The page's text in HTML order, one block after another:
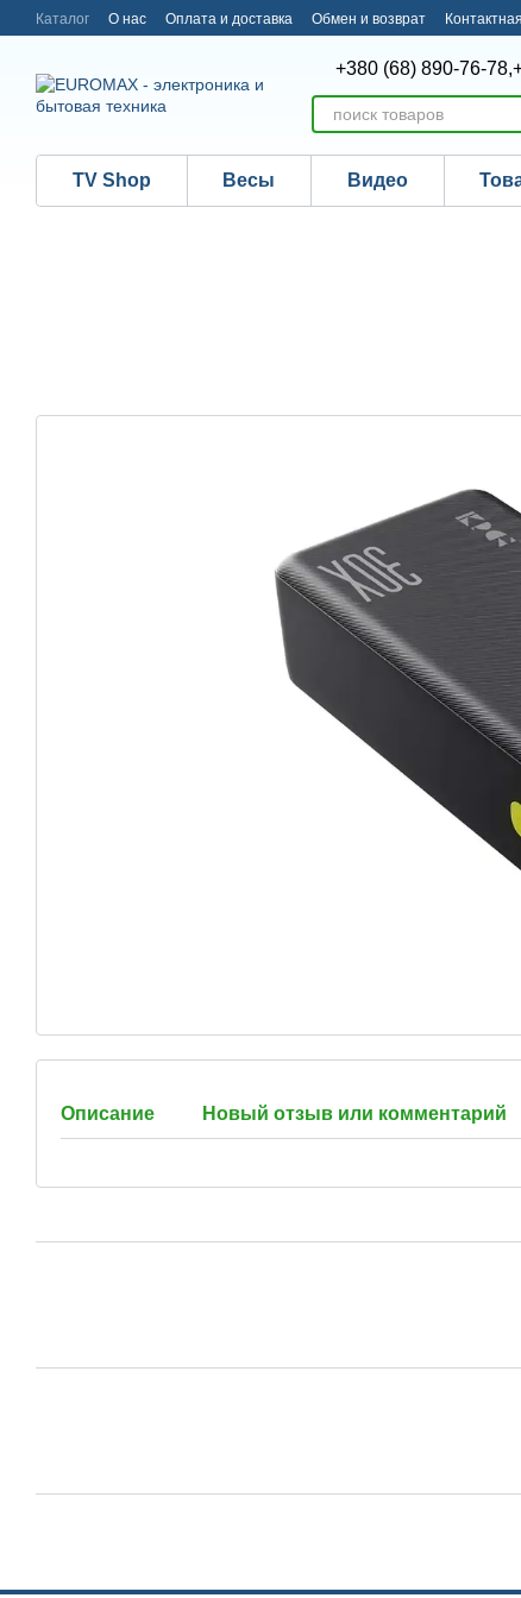
Перейти к основному контенту
Каталог О нас Оплата и доставка Обмен и возврат
+380 (68) 890-76-78,
TV Shop Весы Видео
Описание Новый отзыв или комментарий